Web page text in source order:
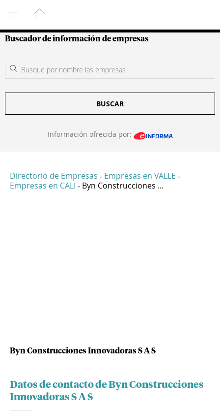
Guía de Empresas Colombianas
Buscador de información de empresas
BUSCAR
Información ofrecida por:
Directorio de Empresas - Empresas en VALLE -
Empresas en CALI - Byn Construcciones ...
Byn Construcciones Innovadoras S A S
Datos de contacto de Byn Construcciones
Innovadoras S A S